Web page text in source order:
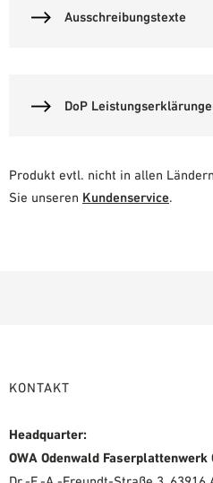
Ausschreibungstexte
DoP
Produkt evtl. nicht in allen
Sie unseren Kundenservice.
KONTAKT
Headquarter:
OWA Odenwald Faserplattenwerk